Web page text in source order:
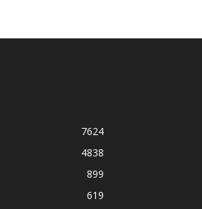
7624
4838
899
619